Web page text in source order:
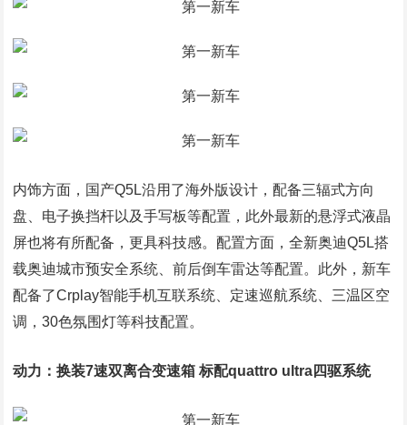
内饰方面，国产Q5L沿用了海外版设计，配备三辐式方向
盘、电子换挡杆以及手写板等配置，此外最新的悬浮式液晶
屏也将有所配备，更具科技感。配置方面，全新奥迪Q5L搭
载奥迪城市预安全系统、前后倒车雷达等配置。此外，新车
配备了Crplay智能手机互联系统、定速巡航系统、三温区空
调，30色氛围灯等科技配置。
动力：换装7速双离合变速箱 标配quattro ultra四驱系统